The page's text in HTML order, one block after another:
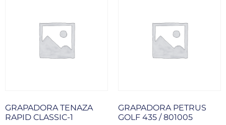
GRAPADORA TENAZA
RAPID CLASSIC-1
GRAPADORA PETRUS
GOLF 435 / 801005